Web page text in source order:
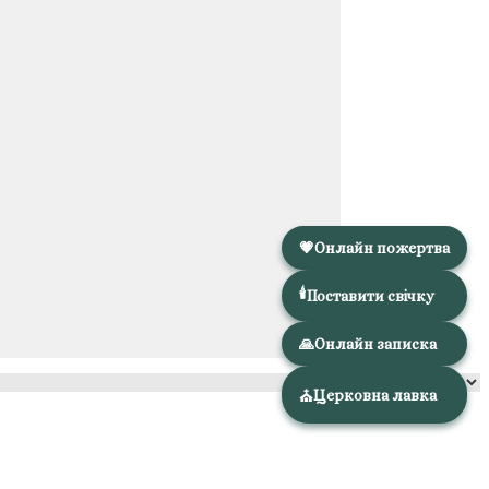
💗Онлайн пожертва
🕯️Поставити свічку
🙏Онлайн записка
⛪Церковна лавка